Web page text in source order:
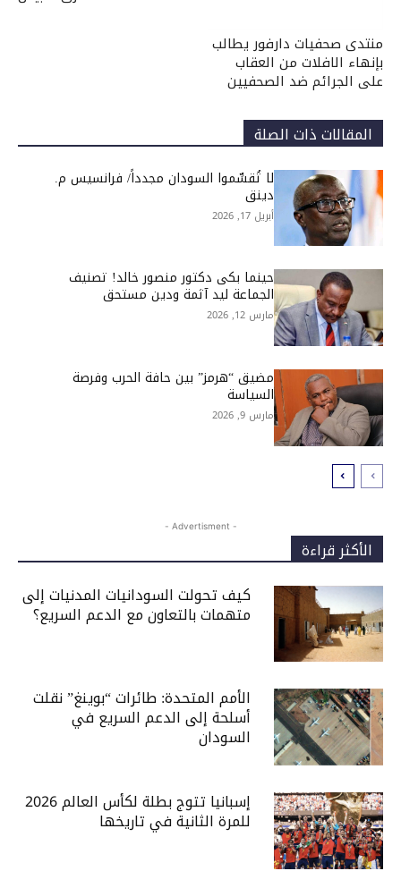
منتدى صحفيات دارفور يطالب
بإنهاء الافلات من العقاب
على الجرائم ضد الصحفيين
المقالات ذات الصلة
لا تُقسِّموا السودان مجدداً/ فرانسيس م.
دينق
أبريل 17, 2026
حينما بكى دكتور منصور خالد! تصنيف
الجماعة ليد آثمة ودين مستحق
مارس 12, 2026
مضيق “هرمز” بين حافة الحرب وفرصة
السياسة
مارس 9, 2026
- Advertisment -
الأكثر قراءة
كيف تحولت السودانيات المدنيات إلى
متهمات بالتعاون مع الدعم السريع؟
الأمم المتحدة: طائرات “بوينغ” نقلت
أسلحة إلى الدعم السريع في
السودان
إسبانيا تتوج بطلة لكأس العالم 2026
للمرة الثانية في تاريخها